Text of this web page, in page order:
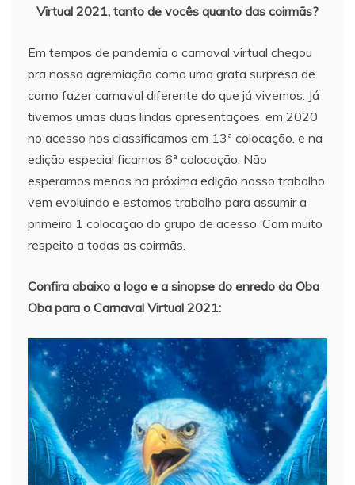
Virtual 2021, tanto de vocês quanto das coirmãs?
Em tempos de pandemia o carnaval virtual chegou
pra nossa agremiação como uma grata surpresa de
como fazer carnaval diferente do que já vivemos. Já
tivemos umas duas lindas apresentações, em 2020
no acesso nos classificamos em 13ª colocação. e na
edição especial ficamos 6ª colocação. Não
esperamos menos na próxima edição nosso trabalho
vem evoluindo e estamos trabalho para assumir a
primeira 1 colocação do grupo de acesso. Com muito
respeito a todas as coirmãs.
Confira abaixo a logo e a sinopse do enredo da Oba
Oba para o Carnaval Virtual 2021: